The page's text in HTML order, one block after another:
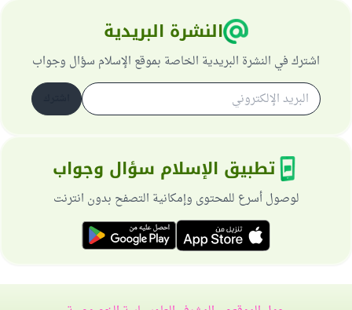
النشرة البريدية
اشترك في النشرة البريدية الخاصة بموقع الإسلام سؤال وجواب
تطبيق الإسلام سؤال وجواب
لوصول أسرع للمحتوى وإمكانية التصفح بدون انترنت